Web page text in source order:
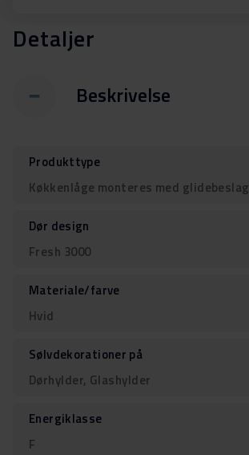
Detaljer
Beskrivelse
Produkttype
Køkkenlåge monteres med glidebeslag
Dør design
Fresh 3000
Materiale/farve
Hvid
Sølvdekorationer på
Dørhylder, Glashylder
Energiklasse
F